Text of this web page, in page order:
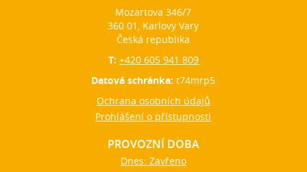
Mozartova 346/7
360 01, Karlovy Vary
Česká republika
T: +420 605 941 809
Datová schránka:t74mrp5
Ochrana osobních údajů
Prohlášení o přístupnosti
PROVOZNÍ DOBA
Dnes: Zavřeno